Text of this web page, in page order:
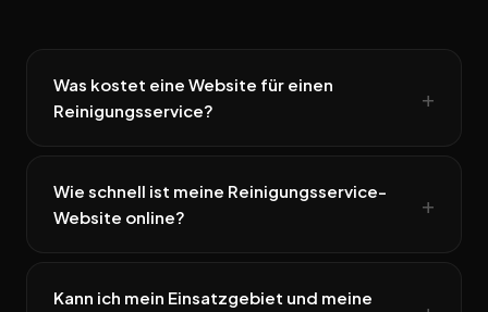
Was kostet eine Website für einen
Reinigungsservice?
Wie schnell ist meine Reinigungsservice-
Website online?
Kann ich mein Einsatzgebiet und meine